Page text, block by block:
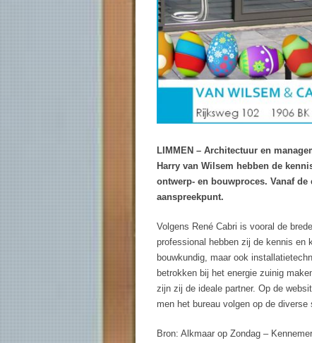
LIMMEN – Architectuur en
Harry van Wilsem hebben de
ontwerp- en bouwproces. Vanaf
aanspreekpunt.
Volgens René Cabri is vooral de
professional hebben zij de kennis en
bouwkundig, maar ook
betrokken bij het energie zuinig
zijn zij de ideale partner. Op de
men het bureau volgen op de diverse
Bron: Alkmaar op Zondag –